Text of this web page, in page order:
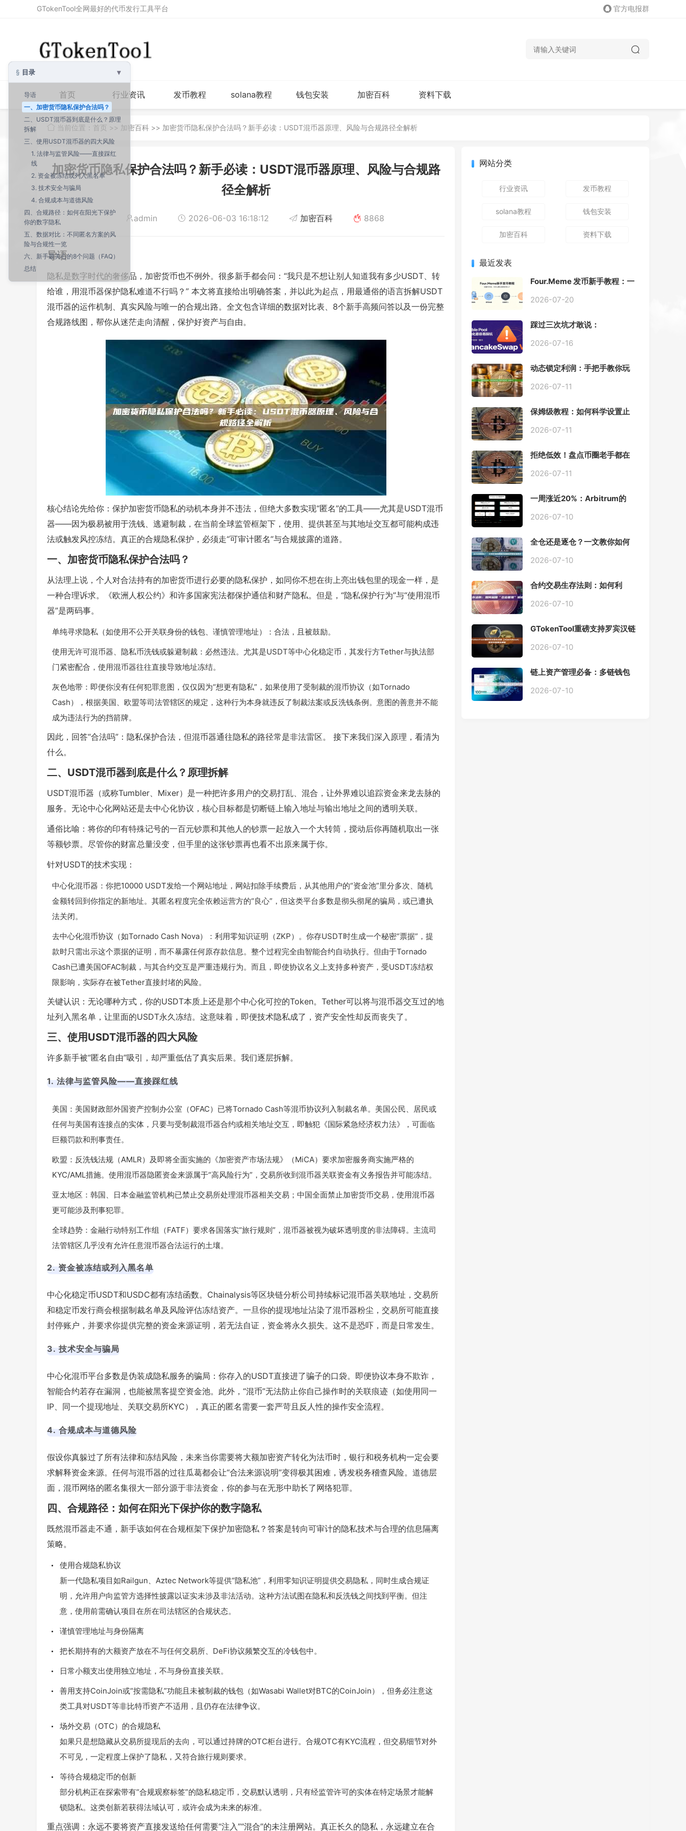
GTokenTool全网最好的代币发行工具平台 官方电报群
首页 行业资讯 发币教程 solana教程 钱包安装 加密百科 资料下载
当前位置： 首页 >> 加密百科 >> 加密货币隐私保护合法吗？新手必读：USDT混币器原理、风险与合规路径全解析
加密货币隐私保护合法吗？新手必读：USDT混币器原理、风险与合规路
径全解析
admin 2026-06-03 16:18:12 加密百科 8868
导语
隐私是数字时代的奢侈品，加密货币也不例外。很多新手都会问：“我只是不想让别人知道我有多少USDT、转
给谁，用混币器保护隐私难道不行吗？” 本文将直接给出明确答案，并以此为起点，用最通俗的语言拆解USDT
混币器的运作机制、真实风险与唯一的合规出路。全文包含详细的数据对比表、8个新手高频问答以及一份完整
合规路线图，帮你从迷茫走向清醒，保护好资产与自由。
核心结论先给你：保护加密货币隐私的动机本身并不违法，但绝大多数实现“匿名”的工具——尤其是USDT混币
器——因为极易被用于洗钱、逃避制裁，在当前全球监管框架下，使用、提供甚至与其地址交互都可能构成违
法或触发风控冻结。真正的合规隐私保护，必须走“可审计匿名”与合规披露的道路。
一、加密货币隐私保护合法吗？
从法理上说，个人对合法持有的加密货币进行必要的隐私保护，如同你不想在街上亮出钱包里的现金一样，是
一种合理诉求。《欧洲人权公约》和许多国家宪法都保护通信和财产隐私。但是，“隐私保护行为”与“使用混币
器”是两码事。
单纯寻求隐私（如使用不公开关联身份的钱包、谨慎管理地址）：合法，且被鼓励。
使用无许可混币器、隐私币洗钱或躲避制裁：必然违法。尤其是USDT等中心化稳定币，其发行方Tether与执法部
门紧密配合，使用混币器往往直接导致地址冻结。
灰色地带：即便你没有任何犯罪意图，仅仅因为“想更有隐私”，如果使用了受制裁的混币协议（如Tornado
Cash），根据美国、欧盟等司法管辖区的规定，这种行为本身就违反了制裁法案或反洗钱条例。意图的善意并不能
成为违法行为的挡箭牌。
因此，回答“合法吗”：隐私保护合法，但混币器通往隐私的路径常是非法雷区。 接下来我们深入原理，看清为
什么。
二、USDT混币器到底是什么？原理拆解
USDT混币器（或称Tumbler、Mixer）是一种把许多用户的交易打乱、混合，让外界难以追踪资金来龙去脉的
服务。无论中心化网站还是去中心化协议，核心目标都是切断链上输入地址与输出地址之间的透明关联。
通俗比喻：将你的印有特殊记号的一百元钞票和其他人的钞票一起放入一个大转筒，搅动后你再随机取出一张
等额钞票。尽管你的财富总量没变，但手里的这张钞票再也看不出原来属于你。
针对USDT的技术实现：
中心化混币器：你把10000 USDT发给一个网站地址，网站扣除手续费后，从其他用户的“资金池”里分多次、随机
金额转回到你指定的新地址。其匿名程度完全依赖运营方的“良心”，但这类平台多数是彻头彻尾的骗局，或已遭执
法关闭。
去中心化混币协议（如Tornado Cash Nova）：利用零知识证明（ZKP）。你存USDT时生成一个秘密“票据”，提
款时只需出示这个票据的证明，而不暴露任何原存款信息。整个过程完全由智能合约自动执行。但由于Tornado
Cash已遭美国OFAC制裁，与其合约交互是严重违规行为。而且，即使协议名义上支持多种资产，受USDT冻结权
限影响，实际存在被Tether直接封堵的风险。
关键认识：无论哪种方式，你的USDT本质上还是那个中心化可控的Token。Tether可以将与混币器交互过的地
址列入黑名单，让里面的USDT永久冻结。这意味着，即便技术隐私成了，资产安全性却反而丧失了。
三、使用USDT混币器的四大风险
许多新手被“匿名自由”吸引，却严重低估了真实后果。我们逐层拆解。
1. 法律与监管风险——直接踩红线
美国：美国财政部外国资产控制办公室（OFAC）已将Tornado Cash等混币协议列入制裁名单。美国公民、居民或
任何与美国有连接点的实体，只要与受制裁混币器合约或相关地址交互，即触犯《国际紧急经济权力法》，可面临
巨额罚款和刑事责任。
欧盟：反洗钱法规（AMLR）及即将全面实施的《加密资产市场法规》（MiCA）要求加密服务商实施严格的
KYC/AML措施。使用混币器隐匿资金来源属于“高风险行为”，交易所收到混币器关联资金有义务报告并可能冻结。
亚太地区：韩国、日本金融监管机构已禁止交易所处理混币器相关交易；中国全面禁止加密货币交易，使用混币器
更可能涉及刑事犯罪。
全球趋势：金融行动特别工作组（FATF）要求各国落实“旅行规则”，混币器被视为破坏透明度的非法障碍。主流司
法管辖区几乎没有允许任意混币器合法运行的土壤。
2. 资金被冻结或列入黑名单
中心化稳定币USDT和USDC都有冻结函数。Chainalysis等区块链分析公司持续标记混币器关联地址，交易所
和稳定币发行商会根据制裁名单及风险评估冻结资产。一旦你的提现地址沾染了混币器粉尘，交易所可能直接
封停账户，并要求你提供完整的资金来源证明，若无法自证，资金将永久损失。这不是恐吓，而是日常发生。
3. 技术安全与骗局
中心化混币平台多数是伪装成隐私服务的骗局：你存入的USDT直接进了骗子的口袋。即便协议本身不欺诈，
智能合约若存在漏洞，也能被黑客提空资金池。此外，“混币”无法防止你自己操作时的关联痕迹（如使用同一
IP、同一个提现地址、关联交易所KYC），真正的匿名需要一套严苛且反人性的操作安全流程。
4. 合规成本与道德风险
假设你真躲过了所有法律和冻结风险，未来当你需要将大额加密资产转化为法币时，银行和税务机构一定会要
求解释资金来源。任何与混币器的过往瓜葛都会让“合法来源说明”变得极其困难，诱发税务稽查风险。道德层
面，混币网络的匿名集很大一部分源于非法资金，你的参与在无形中助长了网络犯罪。
四、合规路径：如何在阳光下保护你的数字隐私
既然混币器走不通，新手该如何在合规框架下保护加密隐私？答案是转向可审计的隐私技术与合理的信息隔离
策略。
使用合规隐私协议
新一代隐私项目如Railgun、Aztec Network等提供“隐私池”，利用零知识证明提供交易隐私，同时生成合规证
明，允许用户向监管方选择性披露以证实未涉及非法活动。这种方法试图在隐私和反洗钱之间找到平衡。但注
意，使用前需确认项目在所在司法辖区的合规状态。
谨慎管理地址与身份隔离
把长期持有的大额资产放在不与任何交易所、DeFi协议频繁交互的冷钱包中。
日常小额支出使用独立地址，不与身份直接关联。
善用支持CoinJoin或“按需隐私”功能且未被制裁的钱包（如Wasabi Wallet对BTC的CoinJoin），但务必注意这
类工具对USDT等非比特币资产不适用，且仍存在法律争议。
场外交易（OTC）的合规隐私
如果只是想隐藏从交易所提现后的去向，可以通过持牌的OTC柜台进行。合规OTC有KYC流程，但交易细节对外
不可见，一定程度上保护了隐私，又符合旅行规则要求。
等待合规稳定币的创新
部分机构正在探索带有“合规观察标签”的隐私稳定币，交易默认透明，只有经监管许可的实体在特定场景才能解
锁隐私。这类创新若获得法域认可，或许会成为未来的标准。
重点强调：永远不要将资产直接发送给任何需要“注入”“混合”的未注册网站。真正长久的隐私，永远建立在合
网站分类
行业资讯 发币教程
solana教程 钱包安装
加密百科 资料下载
最近发表
Four.Meme 发币新手教程：一
动踩坑
2026-07-20
踩过三次坑才敢说：
Pool 最容易翻车的不是手续
2026-07-16
动态锁定利润：手把手教你玩
2026-07-11
保姆级教程：如何科学设置止
2026-07-11
拒绝低效！盘点币圈老手都在
具
2026-07-11
一周涨近20%：Arbitrum的
Chain一夜盘活
2026-07-10
全仓还是逐仓？一文教你如何
2026-07-10
合约交易生存法则：如何利
2026-07-10
GTokenTool重磅支持罗宾汉链
程全解析
2026-07-10
链上资产管理必备：多链钱包
2026-07-10
目录 ▾
导语
一、加密货币隐私保护合法吗？
二、USDT混币器到底是什么？原理
拆解
三、使用USDT混币器的四大风险
1. 法律与监管风险——直接踩红
线
2. 资金被冻结或列入黑名单
3. 技术安全与骗局
4. 合规成本与道德风险
四、合规路径：如何在阳光下保护
你的数字隐私
五、数据对比：不同匿名方案的风
险与合规性一览
六、新手最关心的8个问题（FAQ）
总结